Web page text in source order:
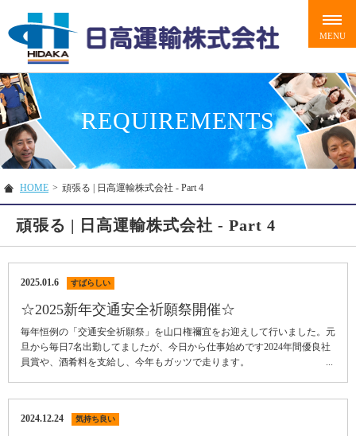
REQUIREMENTS
HOME > 頑張る | 日高運輸株式会社 - Part 4
頑張る | 日高運輸株式会社 - Part 4
2025.01.6 すばらしい
☆2025新年交通安全祈願祭開催☆
毎年恒例の「交通安全祈願祭」を山口権禰宜をお迎えして行いました。元
旦から毎日7名出勤してましたが、今日から仕事始めです2024年間優良社
員賞や、酒肴料を支給し、今年もガッツで走ります。 ...
2024.12.24 気持ち良い